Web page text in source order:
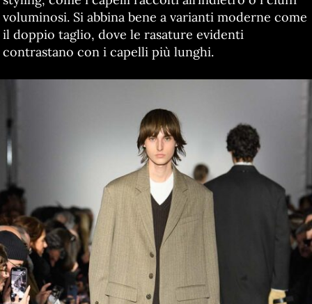
voluminosi. Si abbina bene a varianti moderne come
il doppio taglio, dove le rasature evidenti
contrastano con i capelli più lunghi.